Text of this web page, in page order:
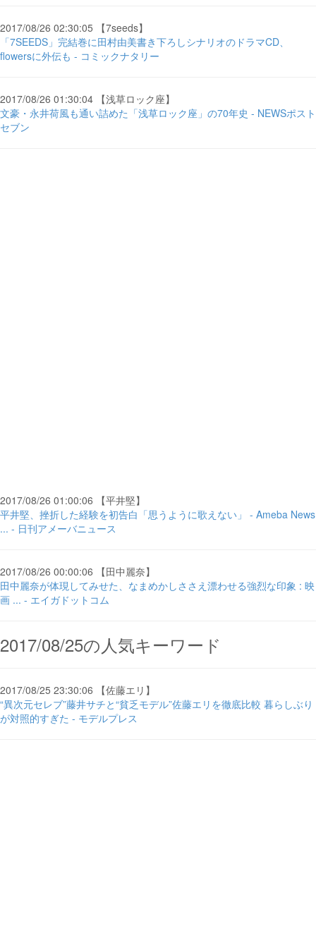
2017/08/26 02:30:05 【7seeds】
「7SEEDS」完結巻に田村由美書き下ろしシナリオのドラマCD、
flowersに外伝も - コミックナタリー
2017/08/26 01:30:04 【浅草ロック座】
文豪・永井荷風も通い詰めた「浅草ロック座」の70年史 - NEWSポスト
セブン
2017/08/26 01:00:06 【平井堅】
平井堅、挫折した経験を初告白「思うように歌えない」 - Ameba News
... - 日刊アメーバニュース
2017/08/26 00:00:06 【田中麗奈】
田中麗奈が体現してみせた、なまめかしささえ漂わせる強烈な印象 : 映
画 ... - エイガドットコム
2017/08/25の人気キーワード
2017/08/25 23:30:06 【佐藤エリ】
“異次元セレブ”藤井サチと“貧乏モデル”佐藤エリを徹底比較 暮らしぶり
が対照的すぎた - モデルプレス